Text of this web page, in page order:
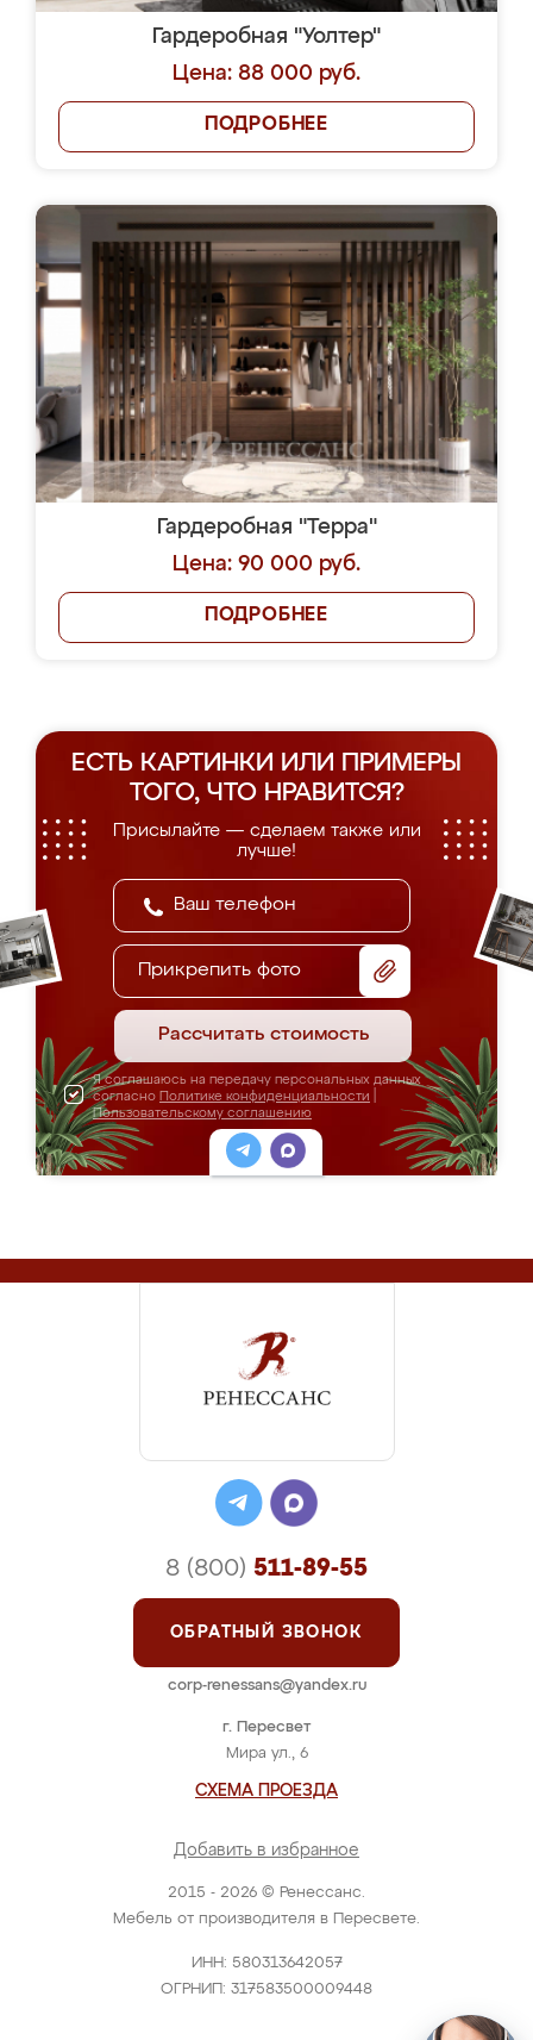
Гардеробная "Уолтер"
Цена: 88 000 руб.
ПОДРОБНЕЕ
Гардеробная "Терра"
Цена: 90 000 руб.
ПОДРОБНЕЕ
ЕСТЬ КАРТИНКИ ИЛИ ПРИМЕРЫ
ТОГО, ЧТО НРАВИТСЯ?
Присылайте — сделаем также или
лучше!
Прикрепить фото
Рассчитать стоимость
Я соглашаюсь на передачу персональных данных
согласно Политике конфиденциальности
Пользовательскому соглашению
2015 - 2026 © Ренессанс.
Мебель от производителя в Пересвете.
ИНН: 580313642057
ОГРНИП: 317583500009448
г. Пересвет
Мира ул., 6
СХЕМА ПРОЕЗДА
Добавить в избранное
8 (800) 511-89-55
ОБРАТНЫЙ ЗВОНОК
corp-renessans@yandex.ru